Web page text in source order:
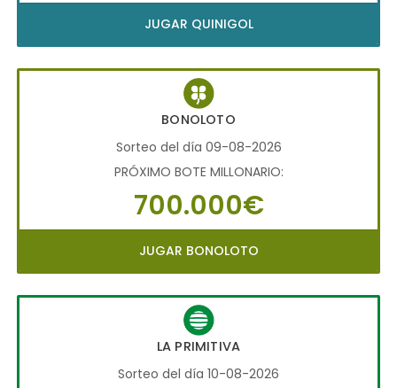
JUGAR QUINIGOL
BONOLOTO
Sorteo del día 09-08-2026
PRÓXIMO BOTE MILLONARIO:
700.000€
JUGAR BONOLOTO
LA PRIMITIVA
Sorteo del día 10-08-2026